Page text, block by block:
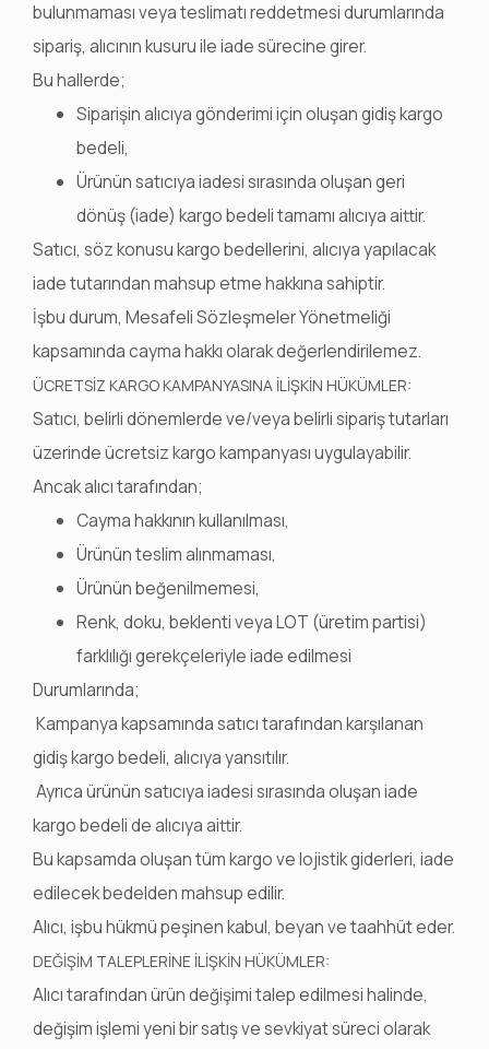
bulunmaması veya teslimatı reddetmesi durumlarında
sipariş, alıcının kusuru ile iade sürecine girer.
Bu hallerde;
Siparişin alıcıya gönderimi için oluşan gidiş kargo
bedeli,
Ürünün satıcıya iadesi sırasında oluşan geri
dönüş (iade) kargo bedeli tamamı alıcıya aittir.
Satıcı, söz konusu kargo bedellerini, alıcıya yapılacak
iade tutarından mahsup etme hakkına sahiptir.
İşbu durum, Mesafeli Sözleşmeler Yönetmeliği
kapsamında cayma hakkı olarak değerlendirilemez.
ÜCRETSİZ KARGO KAMPANYASINA İLİŞKİN HÜKÜMLER:
Satıcı, belirli dönemlerde ve/veya belirli sipariş tutarları
üzerinde ücretsiz kargo kampanyası uygulayabilir.
Ancak alıcı tarafından;
Cayma hakkının kullanılması,
Ürünün teslim alınmaması,
Ürünün beğenilmemesi,
Renk, doku, beklenti veya LOT (üretim partisi)
farklılığı gerekçeleriyle iade edilmesi
Durumlarında;
Kampanya kapsamında satıcı tarafından karşılanan
gidiş kargo bedeli, alıcıya yansıtılır.
Ayrıca ürünün satıcıya iadesi sırasında oluşan iade
kargo bedeli de alıcıya aittir.
Bu kapsamda oluşan tüm kargo ve lojistik giderleri, iade
edilecek bedelden mahsup edilir.
Alıcı, işbu hükmü peşinen kabul, beyan ve taahhüt eder.
DEĞİŞİM TALEPLERİNE İLİŞKİN HÜKÜMLER:
Alıcı tarafından ürün değişimi talep edilmesi halinde,
değişim işlemi yeni bir satış ve sevkiyat süreci olarak